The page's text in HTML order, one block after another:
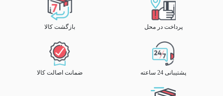
پرداخت در محل بازگشت کالا
پشتیبانی 24 ساعته ضمانت اصالت کالا